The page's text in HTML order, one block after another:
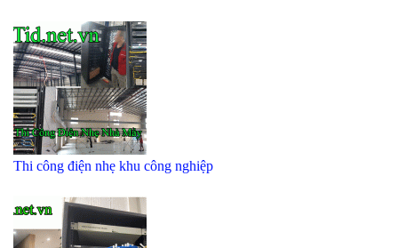
Thi công điện nhẹ khu công nghiệp